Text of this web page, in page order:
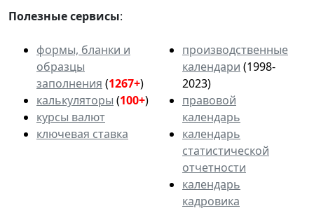
Полезные сервисы:
формы, бланки и
образцы
заполнения (1267+)
калькуляторы (100+)
курсы валют
ключевая ставка
производственные
календари (1998-
2023)
правовой
календарь
календарь
статистической
отчетности
календарь
кадровика